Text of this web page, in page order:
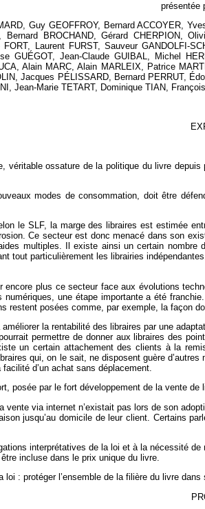
présentée
Guy GEOFFROY, Bernard ACCOYER,
BROCHAND, Gérard CHERPION,
Laurent FURST, Sauveur GANDOLFI-
GUÉGOT, Jean-Claude GUIBAL, Michel
Alain MARC, Alain MARLEIX, Patrice
Jacques PÉLISSARD, Bernard PERRUT,
Jean-Marie TETART, Dominique TIAN,
véritable ossature de la politique du livre
modes de consommation, doit être
le SLF, la marge des libraires est estimée
Ce secteur est donc menacé dans son
multiples. Il existe ainsi un certain
tout particulièrement les librairies
encore plus ce secteur face aux évolutions
une étape importante a été
restent posées comme, par exemple, la façon
la rentabilité des libraires par une
permettre de donner aux libraires des
un certain attachement des clients à la
qui, on le sait, ne disposent guère
d’un achat sans déplacement.
posée par le fort développement de la vente
via internet n’existait pas lors de son
jusqu’au domicile de leur client. Certains
interprétatives de la loi et à la nécessité
incluse dans le prix unique du livre.
loi : protéger l’ensemble de la filière du livre